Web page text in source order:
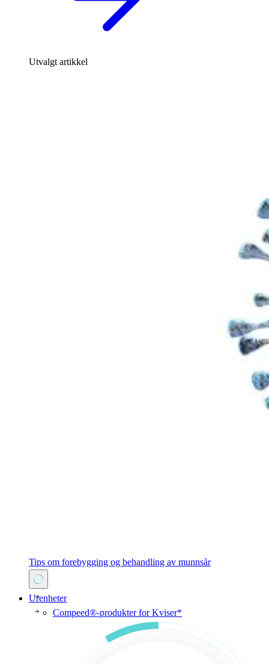
Utvalgt artikkel
Tips om forebygging og behandling av munnsår
Urenheter
Compeed®-produkter for Kviser*